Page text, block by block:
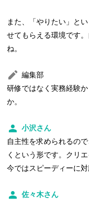
また、「やりたい」と
せてもらえる環境です
ね。
編集部
研修ではなく実務経験
か。
小沢さん
自主性を求められるの
くという形です。クリ
今ではスピーディーに
佐々木さん